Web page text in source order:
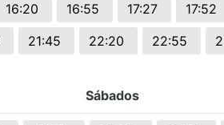
16:20 16:55 17:27 17:52
21:45 22:20 22:55
Sábados